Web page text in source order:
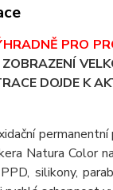
PRO
DOJDE K
permanentní
Natura Color
silikony,